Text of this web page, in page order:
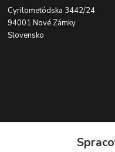
Cyrilometódska 3442/24
94001 Nové Zámky
Slovensko